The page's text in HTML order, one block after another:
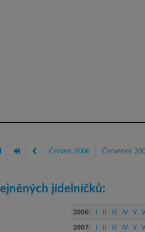
Červen 2006 Červenec
jídelníčků:
2006: I II III IV V
2007:
I II III IV V